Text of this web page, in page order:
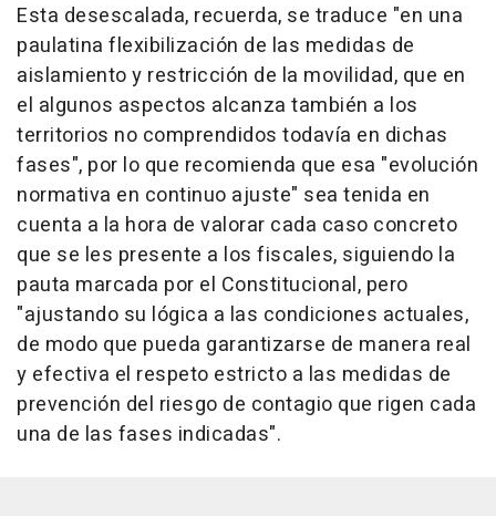
Esta desescalada, recuerda, se traduce "en una
paulatina flexibilización de las medidas de
aislamiento y restricción de la movilidad, que en
el algunos aspectos alcanza también a los
territorios no comprendidos todavía en dichas
fases", por lo que recomienda que esa "evolución
normativa en continuo ajuste" sea tenida en
cuenta a la hora de valorar cada caso concreto
que se les presente a los fiscales, siguiendo la
pauta marcada por el Constitucional, pero
"ajustando su lógica a las condiciones actuales,
de modo que pueda garantizarse de manera real
y efectiva el respeto estricto a las medidas de
prevención del riesgo de contagio que rigen cada
una de las fases indicadas".